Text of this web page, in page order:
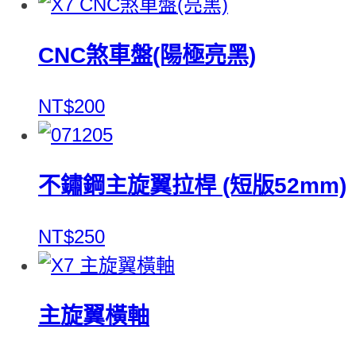
CNC煞車盤(陽極亮黑)
NT$200
不鏽鋼主旋翼拉桿 (短版52mm)
NT$250
主旋翼橫軸